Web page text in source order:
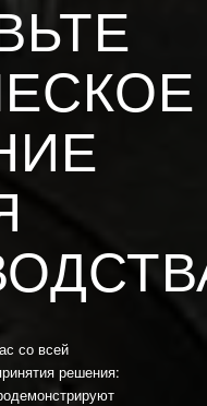
со всей
решения: